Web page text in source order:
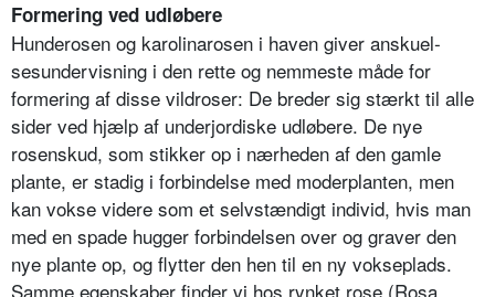
Formering ved udløbere
Hunderosen og karolinarosen i haven giver anskuel­
sesundervisning i den rette og nemmeste måde for
formering af disse vildroser: De breder sig stærkt til alle
sider ved hjælp af underjordiske udløbere. De nye
rosenskud, som stikker op i nærheden af den gamle
plante, er stadig i forbindelse med moderplanten, men
kan vokse videre som et selvstændigt individ, hvis man
med en spade hugger forbindelsen over og graver den
nye plante op, og flytter den hen til en ny vokseplads.
Samme egenskaber finder vi hos rynket rose (Rosa